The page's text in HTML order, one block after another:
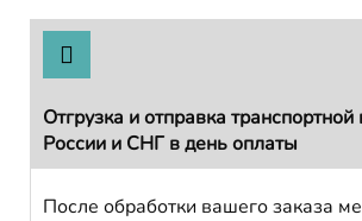
Отгрузка и отправка
России и СНГ в день оплаты
После обработки вашего заказа